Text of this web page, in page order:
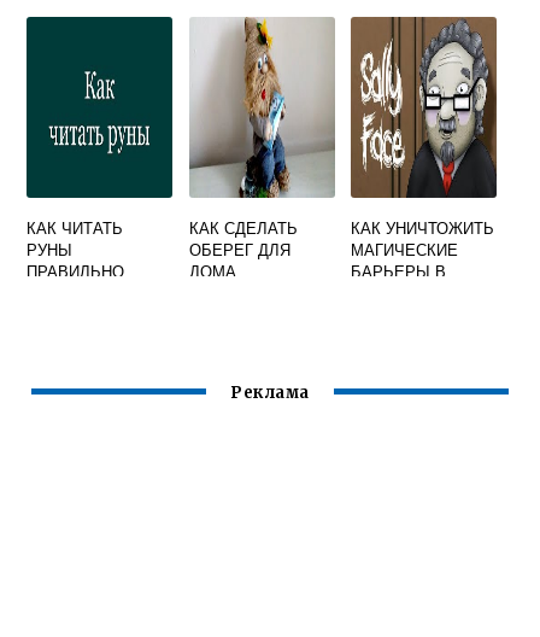
ПРИМЕТЫ
КАК ЧИТАТЬ
РУНЫ
ПРАВИЛЬНО
КАК СДЕЛАТЬ
ОБЕРЕГ ДЛЯ
ДОМА
КАК УНИЧТОЖИТЬ
МАГИЧЕСКИЕ
БАРЬЕРЫ В
Реклама